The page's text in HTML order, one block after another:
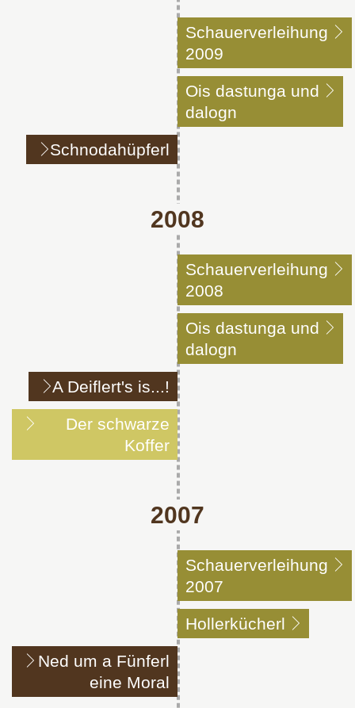
Schauerverleihung
2009
Ois dastunga und
dalogn
Schnodahüpferl
2008
Schauerverleihung
2008
Ois dastunga und
dalogn
A Deiflert's is...!
Der schwarze
Koffer
2007
Schauerverleihung
2007
Hollerkücherl
Ned um a Fünferl
eine Moral